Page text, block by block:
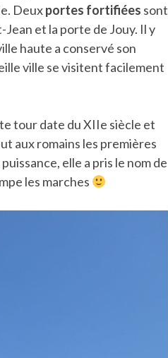
Deuxportes fortifiées sont
et la porte de Jouy. Il y
haute a conservé son
ville se visitent facilement
tour date du XIIe siècle et
aux romains les premières
elle a pris le nom de
les marches